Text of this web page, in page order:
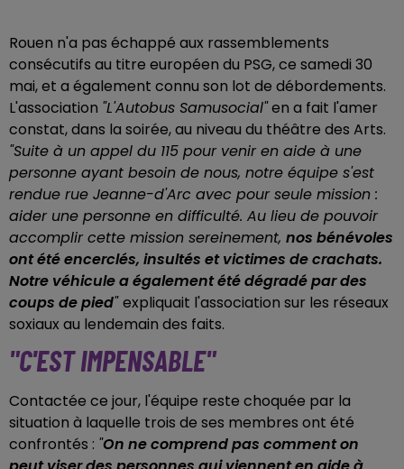
Rouen n'a pas échappé aux rassemblements
consécutifs au titre européen du PSG, ce samedi 30
mai, et a également connu son lot de débordements.
L'association "L'Autobus Samusocial"en a fait l'amer
constat, dans la soirée, au niveau du théâtre des Arts.
"Suite à un appel du 115 pour venir en aide à une
personne ayant besoin de nous, notre équipe s'est
rendue rue Jeanne-d'Arc avec pour seule mission :
aider une personne en difficulté. Au lieu de pouvoir
accomplir cette mission sereinement, nos bénévoles
ont été encerclés, insultés et victimes de crachats.
Notre véhicule a également été dégradé par des
coups de pied"expliquait l'association sur les réseaux
soxiaux au lendemain des faits.
"C'EST IMPENSABLE"
Contactée ce jour, l'équipe reste choquée par la
situation à laquelle trois de ses membres ont été
confrontés : "On ne comprend pas comment on